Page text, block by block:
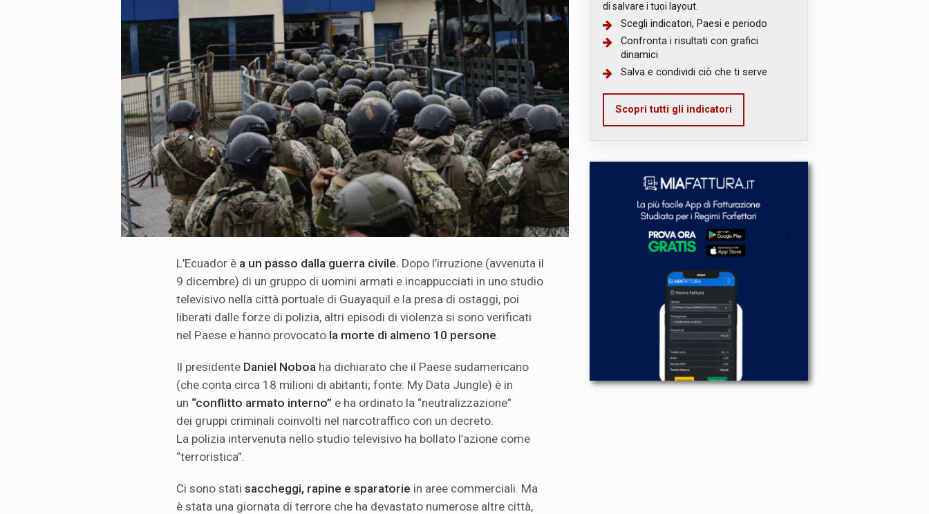
L’Ecuador è a un passo dalla guerra civile. Dopo l’irruzione (avvenuta il
9 dicembre) di un gruppo di uomini armati e incappucciati in uno studio
televisivo nella città portuale di Guayaquil e la presa di ostaggi, poi
liberati dalle forze di polizia, altri episodi di violenza si sono verificati
nel Paese e hanno provocato la morte di almeno 10 persone
Il presidente Daniel Noboa ha dichiarato che il Paese sudamericano
(che conta circa 18 milioni di abitanti; fonte: My Data Jungle) è in
un “conflitto armato interno” e ha ordinato la “neutralizzazione”
dei gruppi criminali coinvolti nel narcotraffico con un decreto.
La polizia intervenuta nello studio televisivo ha bollato l’azione come
“terroristica”.
Ci sono stati saccheggi, rapine e sparatorie in aree commerciali. Ma
è stata una giornata di terrore che ha devastato numerose altre città,
di salvare i tuoi layout.
Scegli indicatori, Paesi e periodo
Confronta i risultati con grafici
dinamici
Salva e condividi ciò che ti serve
Scopri tutti gli indicatori